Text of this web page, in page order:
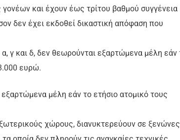
και έχουν έως τρίτου βαθμού συγγένεια
δεν έχει εκδοθεί δικαστική απόφαση που
γ και δ, δεν θεωρούνται εξαρτώμενα μέλη εάν
ευρώ.
μέλη εάν το ετήσιο ατομικό τους
χώρους, διανυκτερεύουν σε ξενώνες